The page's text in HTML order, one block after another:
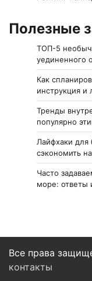
Полезные
ТОП-5
уединенного
Как
инструкция и
Тренды
популярно
Лайфхаки для
сэкономить
Часто
море: ответы
Все права
контакты